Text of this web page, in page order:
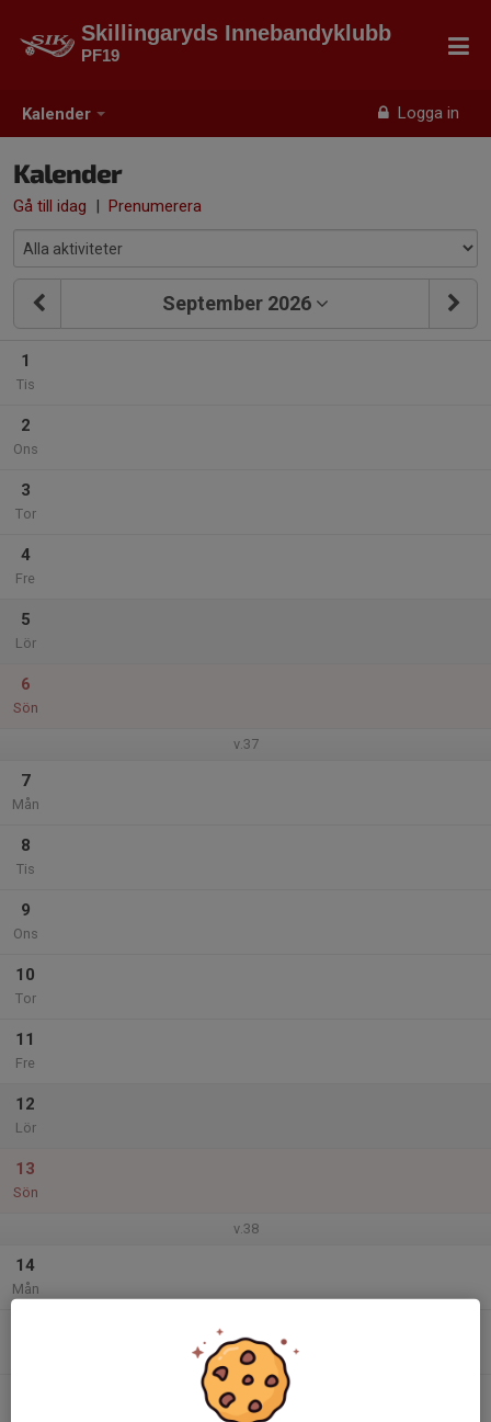
Kalender Logga in
Skillingaryds Innebandyklubb
PF19
Kalender
Gå till idag | Prenumerera
September 2026
1
Tis
2
Ons
3
Tor
4
Fre
5
Lör
6
Sön
v.37
7
Mån
8
Tis
9
Ons
10
Tor
11
Fre
12
Lör
13
Sön
v.38
14
Mån